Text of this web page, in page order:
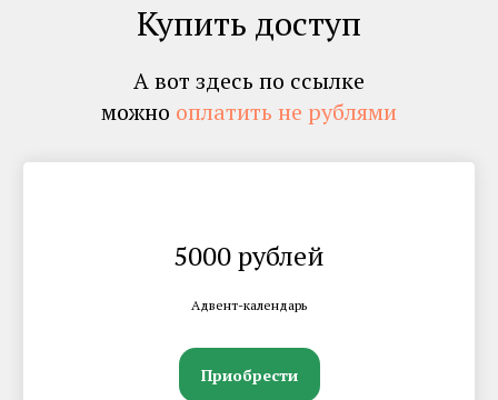
Купить доступ
А вот здесь по ссылке
можно оплатить не рублями
5000 рублей
Адвент-календарь
Приобрести